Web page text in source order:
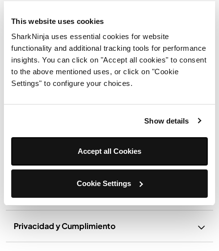
This website uses cookies
SharkNinja uses essential cookies for website
functionality and additional tracking tools for performance
insights. You can click on "Accept all cookies" to consent
to the above mentioned uses, or click on "Cookie
Settings" to configure your choices.
Show details
Accept all Cookies
Cookie Settings
Soporte
Privacidad y Cumplimiento
de privacidadaquí.
Registrarse
Síguenos: